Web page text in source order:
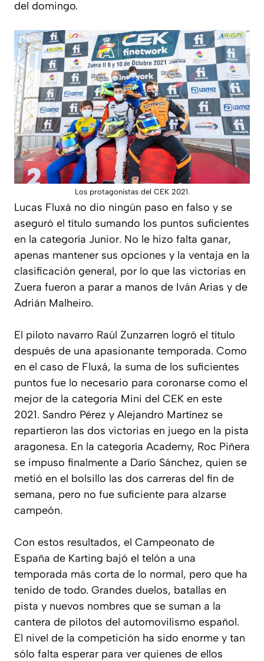
del domingo.
Los protagonistas del CEK 2021.
Lucas Fluxá no dio ningún paso en falso y se
aseguró el título sumando los puntos suficientes
en la categoría Junior. No le hizo falta ganar,
apenas mantener sus opciones y la ventaja en la
clasificación general, por lo que las victorias en
Zuera fueron a parar a manos de Iván Arias y de
Adrián Malheiro.
El piloto navarro Raúl Zunzarren logró el título
después de una apasionante temporada. Como
en el caso de Fluxá, la suma de los suficientes
puntos fue lo necesario para coronarse como el
mejor de la categoría Mini del CEK en este
2021. Sandro Pérez y Alejandro Martínez se
repartieron las dos victorias en juego en la pista
aragonesa. En la categoría Academy, Roc Piñera
se impuso finalmente a Darío Sánchez, quien se
metió en el bolsillo las dos carreras del fin de
semana, pero no fue suficiente para alzarse
campeón.
Con estos resultados, el Campeonato de
España de Karting bajó el telón a una
temporada más corta de lo normal, pero que ha
tenido de todo. Grandes duelos, batallas en
pista y nuevos nombres que se suman a la
cantera de pilotos del automovilismo español.
El nivel de la competición ha sido enorme y tan
sólo falta esperar para ver quienes de ellos